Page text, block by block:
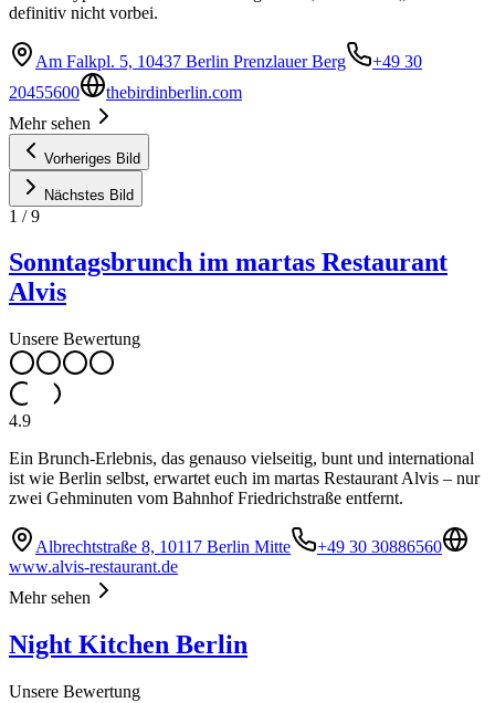
definitiv nicht vorbei.
Am Falkpl. 5, 10437 Berlin Prenzlauer Berg
+49 30
20455600
thebirdinberlin.com
Mehr sehen
Vorheriges Bild
Nächstes Bild
1 /9
Sonntagsbrunch im martas Restaurant
Alvis
Unsere Bewertung
4.9
Ein Brunch-Erlebnis, das genauso vielseitig, bunt und international
ist wie Berlin selbst, erwartet euch im martas Restaurant Alvis – nur
zwei Gehminuten vom Bahnhof Friedrichstraße entfernt.
Albrechtstraße 8, 10117 Berlin Mitte
+49 30 30886560
www.alvis-restaurant.de
Mehr sehen
Night Kitchen Berlin
Unsere Bewertung